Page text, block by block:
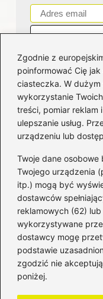
Zgodnie z
poinformować Cię
ciasteczka. W
wykorzystanie
treści, pomiar reklam
ulepszanie usług.
urządzeniu lub
Twoje dane
Twojego urządzenia
itp.) mogą być
dostawców
reklamowych (62)
wykorzystywane
dostawcy mogę
podstawie
zgodzić nie
poniżej.
Kategorie
Bankowość (182)
Fundusze
(36)
Giełda(28)
Inwestycje(49)
Rentowność(32)
Rozliczenia(196)
Świadczenia
Waluty(21)
Windykacja(49)